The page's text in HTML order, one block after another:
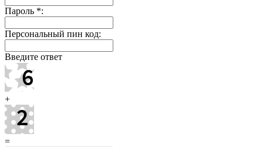
Пароль *:
Персональный пин код:
Введите ответ
+
=